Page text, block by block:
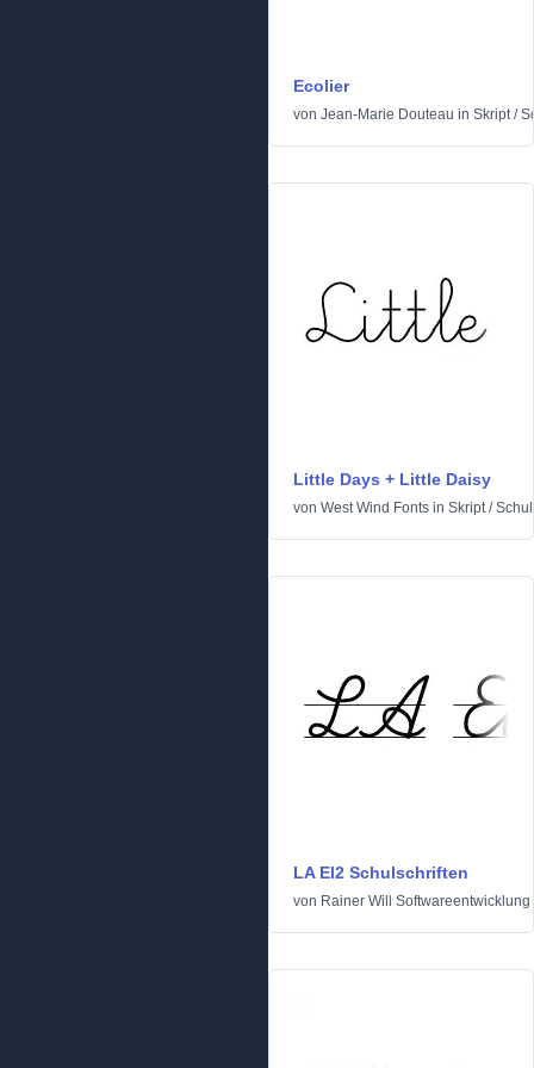
Ecolier
von Jean-Marie Douteau in Skript/
Little Days + Little Daisy
von West Wind Fonts in Skript/
LA El2 Schulschriften
von Rainer Will Softwareentwicklung